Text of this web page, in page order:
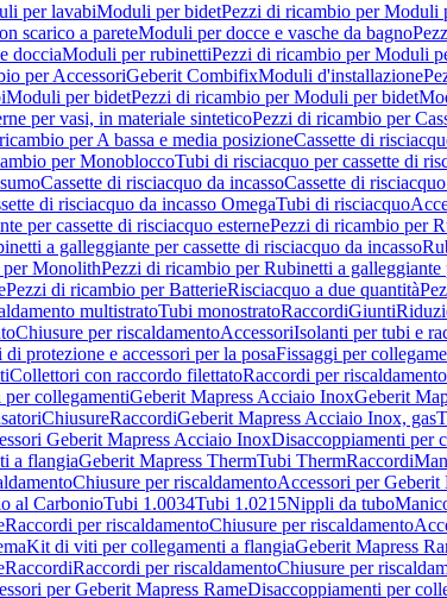
per lavabiModuli per bidetPezzi di ricambio per Moduli
scarico a pareteModuli per docce e vasche da bagno
docciaModuli per rubinettiPezzi di ricambio per Moduli
per AccessoriGeberit CombifixModuli d'installazione
Moduli per bidetPezzi di ricambio per Moduli per bidet
per vasi, in materiale sinteticoPezzi di ricambio per
per A bassa e media posizioneCassette di
per MonobloccoTubi di risciacquo per cassette di
Cassette di risciacquo da incassoCassette di
di risciacquo da incasso OmegaTubi di risciacquo
per cassette di risciacquo esternePezzi di ricambio per
a galleggiante per cassette di risciacquo da incasso
per MonolithPezzi di ricambio per Rubinetti a
Pezzi di ricambio per BatterieRisciacquo a due quantità
multistratoTubi monostratoRaccordiGiunti
Chiusure per riscaldamentoAccessoriIsolanti per tubi e
di protezione e accessori per la posaFissaggi per
Collettori con raccordo filettatoRaccordi per riscaldamento
per collegamentiGeberit Mapress Acciaio InoxGeberit
ChiusureRaccordiGeberit Mapress Acciaio Inox, gas
Geberit Mapress Acciaio InoxDisaccoppiamenti per
a flangiaGeberit Mapress ThermTubi ThermRaccordi
Chiusure per riscaldamentoAccessori per Geberit
al CarbonioTubi 1.0034Tubi 1.0215Nippli da tubo
Raccordi per riscaldamentoChiusure per riscaldamento
Kit di viti per collegamenti a flangiaGeberit Mapress
RaccordiRaccordi per riscaldamentoChiusure per
per Geberit Mapress RameDisaccoppiamenti per